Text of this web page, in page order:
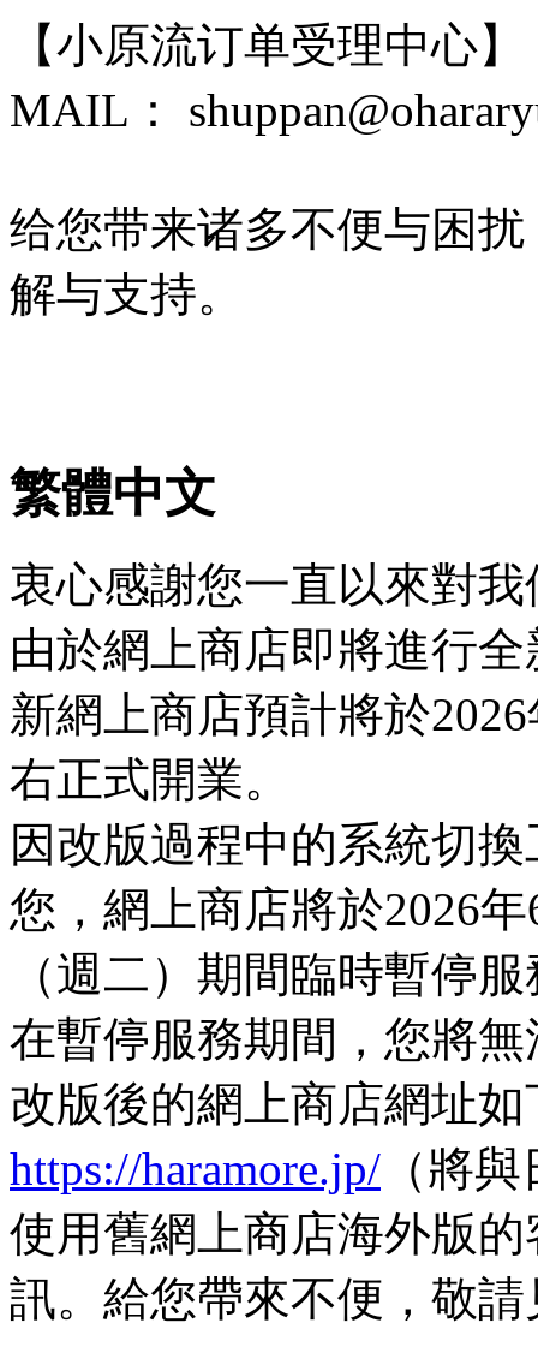
【小原流订单受理中心】
MAIL：
给您带来诸多不便与困
解与支持。
繁體中文
衷心感謝您一直以來對
由於網上商店即將進行
新網上商店預計將於
右正式開業。
因改版過程中的系統切
您，網上商店將於2026
（週二）期間臨時暫停
在暫停服務期間，您將
改版後的網上商店網址如
https://haramore.jp/ （將
使用舊網上商店海外版
訊。給您帶來不便，敬請